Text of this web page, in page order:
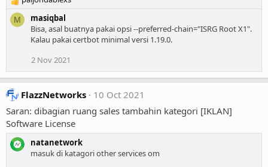
R
e
a
n
s
:
M
masiqbal
Bisa, asal buatnya pakai opsi --preferred-chain="ISRG Root X1".
Kalau pakai certbot minimal versi 1.19.0.
2 Nov 2021
FlazzNetworks
10 Oct 2021
Saran: dibagian ruang sales tambahin kategori [IKLAN]
Software License
natanetwork
masuk di katagori other services om